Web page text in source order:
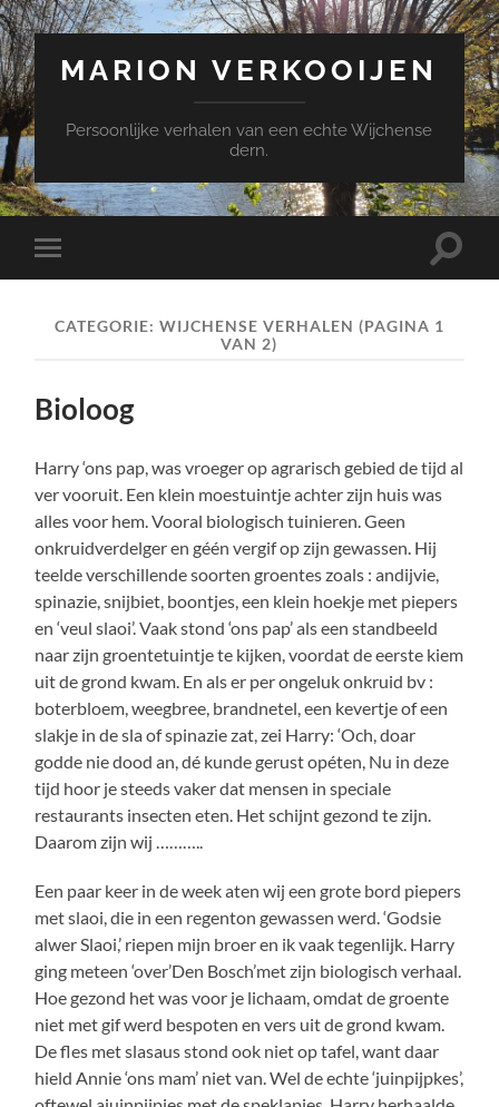
MARION VERKOOIJEN
Persoonlijke verhalen van een echte Wijchense
dern.
Toggle
mobiel
Toggle
CATEGORIE: WIJCHENSE VERHALEN (PAGINA 1
VAN 2)
Bioloog
Harry ‘ons pap, was vroeger op agrarisch gebied de tijd al
ver vooruit. Een klein moestuintje achter zijn huis was
alles voor hem. Vooral biologisch tuinieren. Geen
onkruidverdelger en géén vergif op zijn gewassen. Hij
teelde verschillende soorten groentes zoals : andijvie,
spinazie, snijbiet, boontjes, een klein hoekje met piepers
en ‘veul slaoi’. Vaak stond ‘ons pap’ als een standbeeld
naar zijn groentetuintje te kijken, voordat de eerste kiem
uit de grond kwam. En als er per ongeluk onkruid bv :
boterbloem, weegbree, brandnetel, een kevertje of een
slakje in de sla of spinazie zat, zei Harry: ‘Och, doar
godde nie dood an, dé kunde gerust opéten, Nu in deze
tijd hoor je steeds vaker dat mensen in speciale
restaurants insecten eten. Het schijnt gezond te zijn.
Daarom zijn wij ………..
Een paar keer in de week aten wij een grote bord piepers
met slaoi, die in een regenton gewassen werd. ‘Godsie
alwer Slaoi,’ riepen mijn broer en ik vaak tegenlijk. Harry
ging meteen ‘over’Den Bosch’met zijn biologisch verhaal.
Hoe gezond het was voor je lichaam, omdat de groente
niet met gif werd bespoten en vers uit de grond kwam.
De fles met slasaus stond ook niet op tafel, want daar
hield Annie ‘ons mam’ niet van. Wel de echte ‘juinpijpkes’,